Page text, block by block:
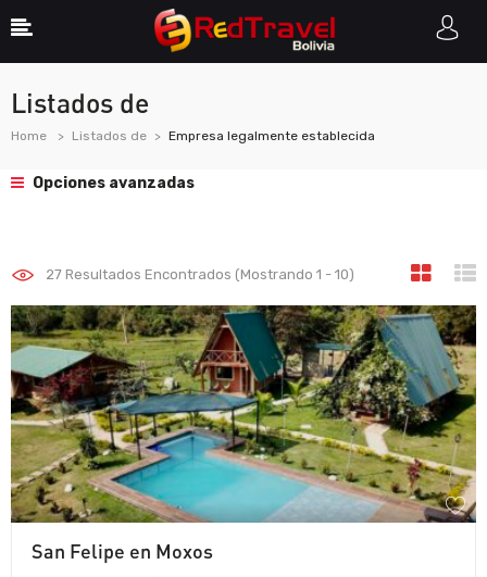
Listados de
Home Listados de Empresa legalmente establecida
Opciones avanzadas
27 Resultados Encontrados (Mostrando 1 - 10)
San Felipe en Moxos